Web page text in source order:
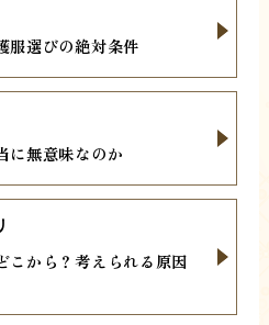
服選びの絶対条件
に無意味なのか
こから？考えられる原因